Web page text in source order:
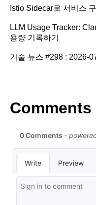
Istio Sidecar로 서비스
LLM Usage Tracker:
용량 기록하기
기술 뉴스 #298 : 2026-
Comments